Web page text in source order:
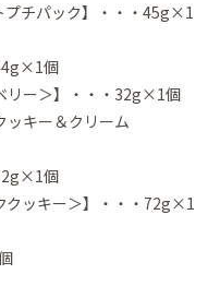
プチパック】・・・45g×1
個
リー＞】・・・32g×1個
ッキー＆クリーム
個
クッキー＞】・・・72g×1